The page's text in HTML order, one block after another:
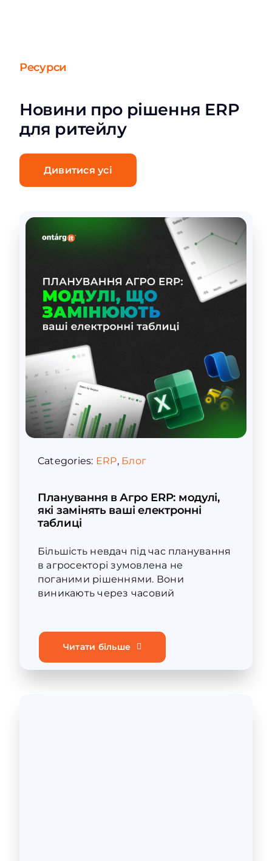
Ресурси
Новини про рішення ERP
для ритейлу
Дивитися усі
Categories: ERP, Блог
Планування в Агро ERP: модулі,
які замінять ваші електронні
таблиці
Більшість невдач під час планування
в агросекторі зумовлена не
поганими рішеннями. Вони
виникають через часовий
Читати більше